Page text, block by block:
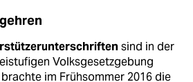
sind in der
Volksgesetzgebung
im Frühsommer 2016 die